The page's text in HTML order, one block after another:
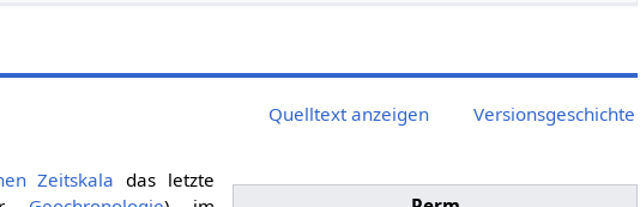
Quelltext anzeigen Versionsgeschichte
Zeitskala das letzte